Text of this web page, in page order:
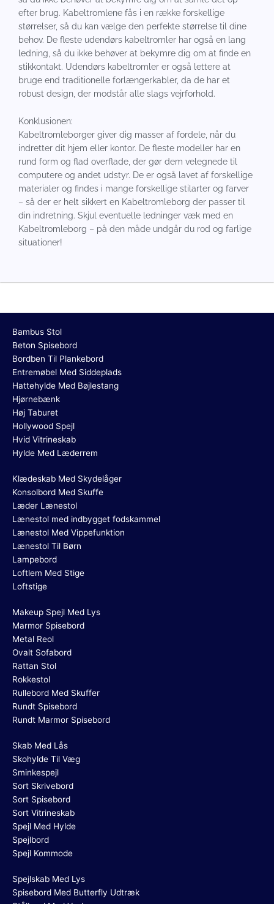
efter brug. Kabeltromlene fås i en række forskellige
størrelser, så du kan vælge den perfekte størrelse til dine
behov. De fleste udendørs kabeltromler har også en lang
ledning, så du ikke behøver at bekymre dig om at finde en
stikkontakt. Udendørs kabeltromler er også lettere at
bruge end traditionelle forlængerkabler, da de har et
robust design, der modstår alle slags vejrforhold.
Konklusionen:
Kabeltromleborger giver dig masser af fordele, når du
indretter dit hjem eller kontor. De fleste modeller har en
rund form og flad overflade, der gør dem velegnede til
computere og andet udstyr. De er også lavet af forskellige
materialer og findes i mange forskellige stilarter og farver
– så der er helt sikkert en Kabeltromleborg der passer til
din indretning. Skjul eventuelle ledninger væk med en
Kabeltromleborg – på den måde undgår du rod og farlige
situationer!
Bambus Stol
Beton Spisebord
Bordben Til Plankebord
Entremøbel Med Siddeplads
Hattehylde Med Bøjlestang
Hjørnebænk
Høj Taburet
Hollywood Spejl
Hvid Vitrineskab
Hylde Med Læderrem
Klædeskab Med Skydelåger
Konsolbord Med Skuffe
Læder Lænestol
Lænestol med indbygget fodskammel
Lænestol Med Vippefunktion
Lænestol Til Børn
Lampebord
Loftlem Med Stige
Loftstige
Makeup Spejl Med Lys
Marmor Spisebord
Metal Reol
Ovalt Sofabord
Rattan Stol
Rokkestol
Rullebord Med Skuffer
Rundt Spisebord
Rundt Marmor Spisebord
Skab Med Lås
Skohylde Til Væg
Sminkespejl
Sort Skrivebord
Sort Spisebord
Sort Vitrineskab
Spejl Med Hylde
Spejlbord
Spejl Kommode
Spejlskab Med Lys
Spisebord Med Butterfly Udtræk